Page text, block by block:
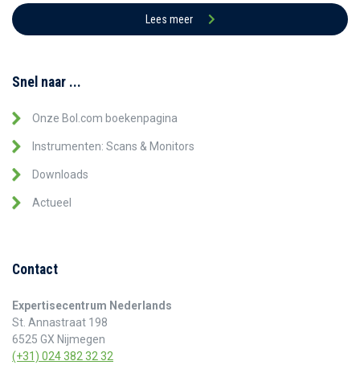
Lees meer
Snel naar ...
Onze Bol.com boekenpagina
Instrumenten: Scans & Monitors
Downloads
Actueel
Contact
Expertisecentrum Nederlands
St. Annastraat 198
6525 GX Nijmegen
(+31) 024 382 32 32